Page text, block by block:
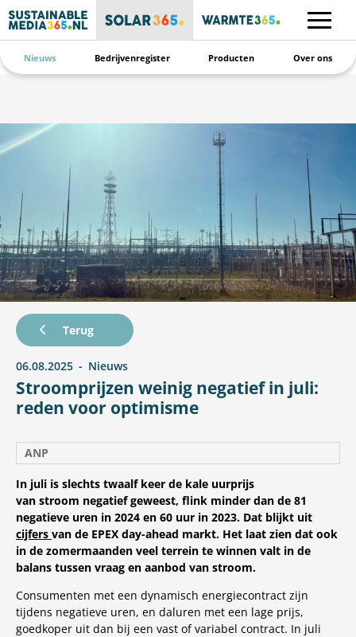
Nieuws Bedrijvenregister Producten Over ons
Stroomprijzen weinig negatief in juli:
reden voor optimisme
Terug
06.08.2025 Nieuws
ANP
In juli is slechts twaalf keer de kale uurprijs
van stroom negatief geweest, flink minder dan de 81
negatieve uren in 2024 en 60 uur in 2023. Dat blijkt uit
cijfers van de EPEX day-ahead markt. Het laat zien dat ook
in de zomermaanden veel terrein te winnen valt in de
balans tussen vraag en aanbod van stroom.
Consumenten met een dynamisch energiecontract zijn
tijdens negatieve uren, en daluren met een lage prijs,
goedkoper uit dan bij een vast of variabel contract. In juli